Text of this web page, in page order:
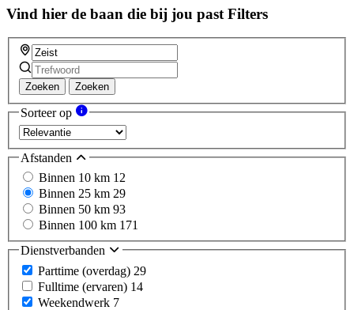
Vind hier de baan die bij jou past Filters
Zoeken Zoeken
Sorteer op
Afstanden
Binnen 10 km 12
Binnen 25 km 29
Binnen 50 km 93
Binnen 100 km 171
Dienstverbanden
Parttime (overdag) 29
Fulltime (ervaren) 14
Weekendwerk 7